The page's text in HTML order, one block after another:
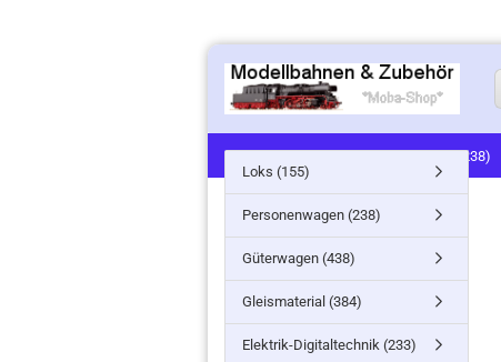
LOKS (155) PERSONENWAGEN (238)
Loks (155)
Personenwagen (238)
Güterwagen (438)
Gleismaterial (384)
Elektrik-Digitaltechnik (233)